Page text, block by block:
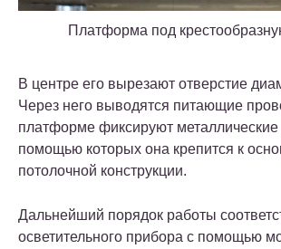
Платформа под
В центре его вырезают отверстие
Через него выводятся питающие
платформе фиксируют металлические
помощью которых она крепится к
потолочной конструкции.
Дальнейший порядок работы
осветительного прибора с помощью